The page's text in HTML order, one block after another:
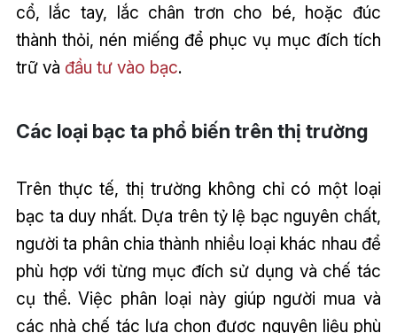
cổ, lắc tay, lắc chân trơn cho bé, hoặc đúc
thành thỏi, nén miếng để phục vụ mục đích tích
trữ và đầu tư vào bạc.
Các loại bạc ta phổ biến trên thị trường
Trên thực tế, thị trường không chỉ có một loại
bạc ta duy nhất. Dựa trên tỷ lệ bạc nguyên chất,
người ta phân chia thành nhiều loại khác nhau để
phù hợp với từng mục đích sử dụng và chế tác
cụ thể. Việc phân loại này giúp người mua và
các nhà chế tác lựa chọn được nguyên liệu phù